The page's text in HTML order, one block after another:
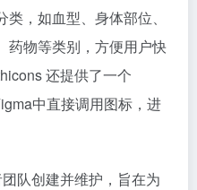
，如血型、身体部位、
药物等类别，方便用户快
还提供了一个
中直接调用图标，进
队创建并维护，旨在为